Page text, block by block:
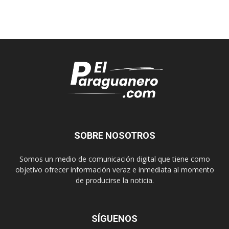
SOBRE NOSOTROS
Somos un medio de comunicación digital que tiene como
objetivo ofrecer información veraz e inmediata al momento
de producirse la noticia.
SÍGUENOS